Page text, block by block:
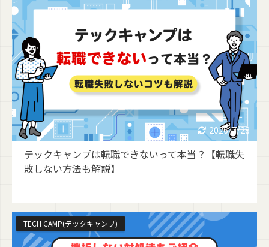
2026/7/28
テックキャンプは転職できないって本当？【転職失
敗しない方法も解説】
TECH CAMP(テックキャンプ)